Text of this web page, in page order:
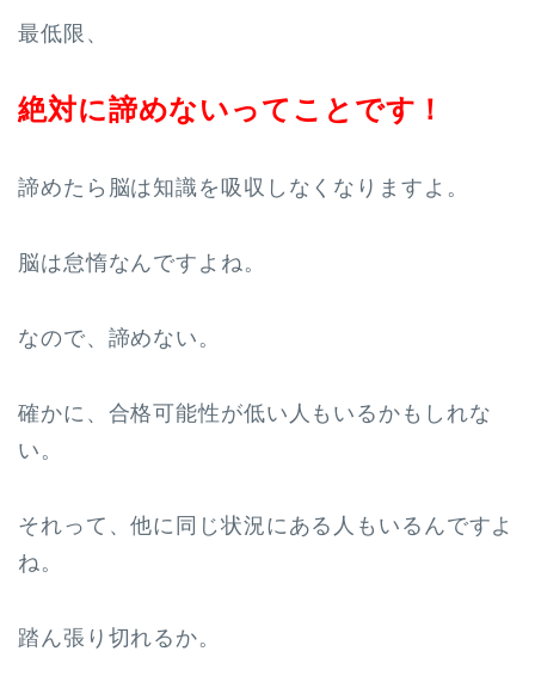
最低限、
絶対に諦めないってことです！
諦めたら脳は知識を吸収しなくなりますよ。
脳は怠惰なんですよね。
なので、諦めない。
確かに、合格可能性が低い人もいるかもしれな
い。
それって、他に同じ状況にある人もいるんですよ
ね。
踏ん張り切れるか。